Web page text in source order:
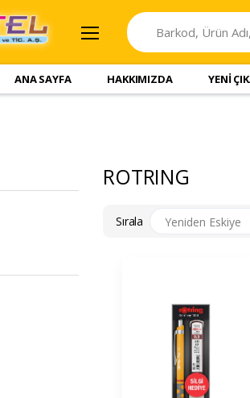
ANA SAYFA HAKKIMIZDA YENİ
ROTRING
Sırala Yeniden Eskiye